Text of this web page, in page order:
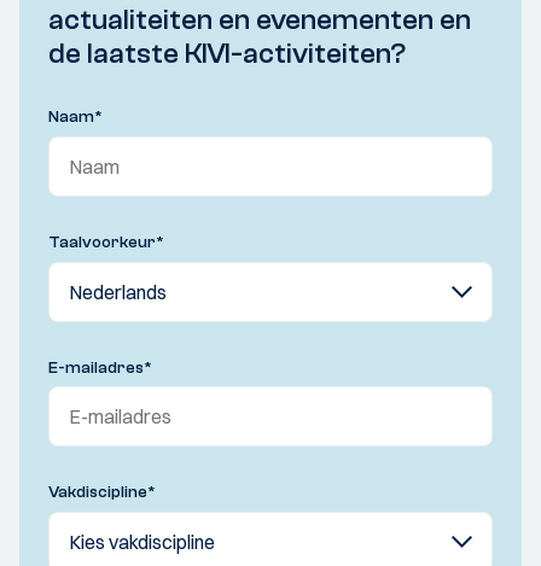
actualiteiten en evenementen en
de laatste KIVI-activiteiten?
Naam*
Taalvoorkeur*
E-mailadres*
Vakdiscipline*